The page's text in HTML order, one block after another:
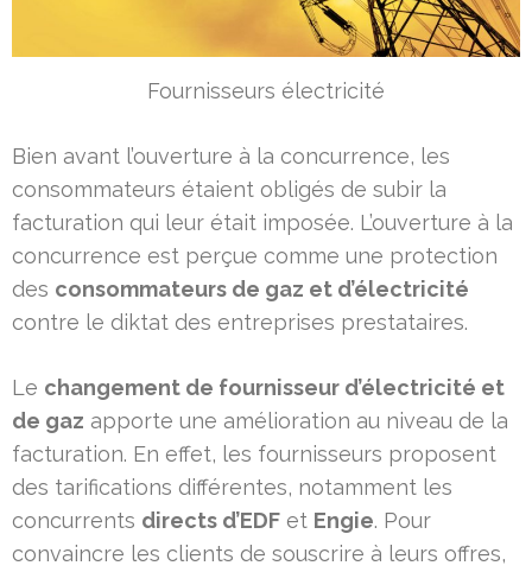
Fournisseurs électricité
Bien avant l’ouverture à la concurrence, les
consommateurs étaient obligés de subir la
facturation qui leur était imposée. L’ouverture à la
concurrence est perçue comme une protection
des consommateurs de gaz et d’électricité
contre le diktat des entreprises prestataires.
Le changement de fournisseur d’électricité et
de gaz apporte une amélioration au niveau de la
facturation. En effet, les fournisseurs proposent
des tarifications différentes, notamment les
concurrents directs d’EDF et Engie. Pour
convaincre les clients de souscrire à leurs offres,